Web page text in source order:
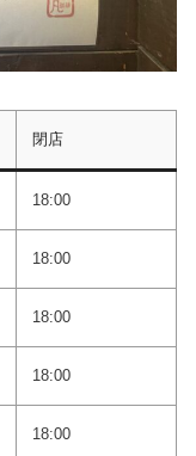
閉店
18:00
18:00
18:00
18:00
18:00